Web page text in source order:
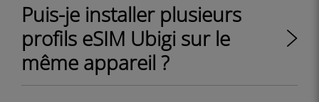
Puis-je installer plusieurs
profils eSIM Ubigi sur le
même appareil ?